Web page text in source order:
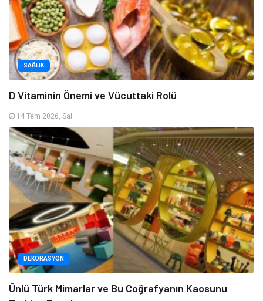
SAĞLIK
D Vitaminin Önemi ve Vücuttaki Rolü
14 Tem 2026, Sal
DEKORASYON
Ünlü Türk Mimarlar ve Bu Coğrafyanın Kaosunu